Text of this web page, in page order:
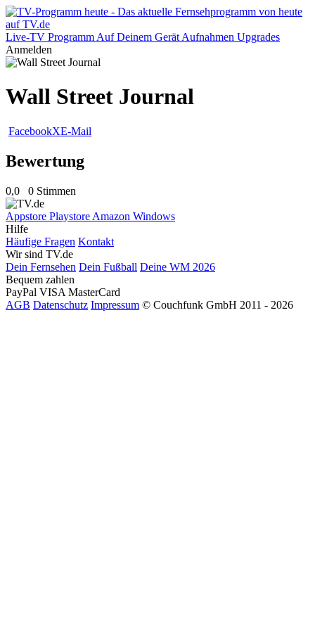
Live-TV Programm Auf Deinem Gerät Aufnahmen Upgrades
Anmelden
Wall Street Journal
FacebookXE-Mail
Bewertung
0,0 0 Stimmen
Appstore Playstore Amazon Windows
Hilfe
Häufige Fragen Kontakt
Wir sind TV.de
Dein Fernsehen Dein Fußball Deine WM 2026
Bequem zahlen
PayPal VISA MasterCard
AGB Datenschutz Impressum © Couchfunk GmbH 2011 - 2026